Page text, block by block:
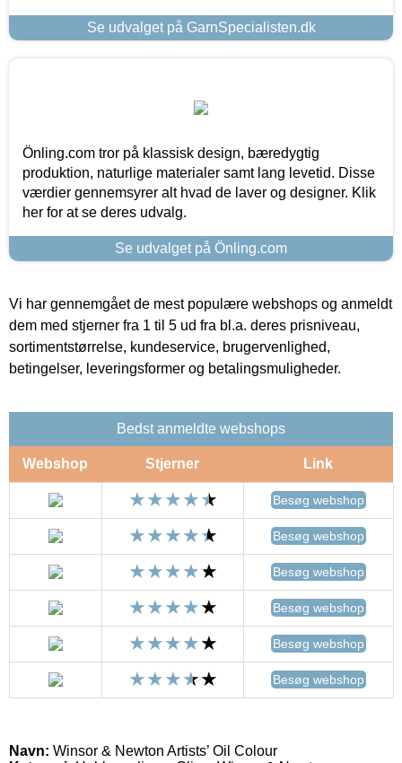
Se udvalget på GarnSpecialisten.dk
Önling.com tror på klassisk design, bæredygtig
produktion, naturlige materialer samt lang levetid. Disse
værdier gennemsyrer alt hvad de laver og designer. Klik
her for at se deres udvalg.
Se udvalget på Önling.com
Vi har gennemgået de mest populære webshops og anmeldt
dem med stjerner fra 1 til 5 ud fra bl.a. deres prisniveau,
sortimentstørrelse, kundeservice, brugervenlighed,
betingelser, leveringsformer og betalingsmuligheder.
Bedst anmeldte webshops
Webshop Stjerner Link
Besøg webshop
Besøg webshop
Besøg webshop
Besøg webshop
Besøg webshop
Besøg webshop
Navn: Winsor & Newton Artists’ Oil Colour